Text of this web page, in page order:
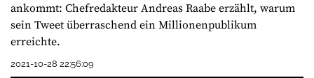
ankommt: Chefredakteur Andreas Raabe erzählt, warum
sein Tweet überraschend ein Millionenpublikum
erreichte.
2021-10-28 22:56:09